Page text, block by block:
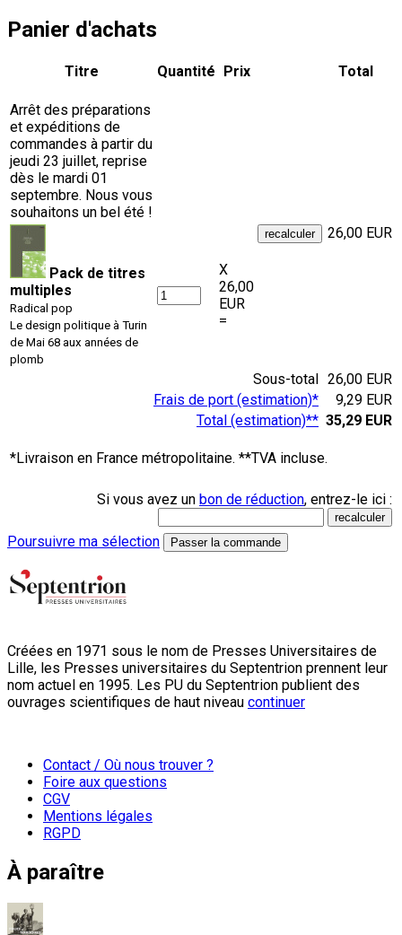
Panier d'achats
Arrêt des préparations
et expéditions de
commandes à partir du
jeudi 23 juillet, reprise
dès le mardi 01
septembre. Nous vous
souhaitons un bel été !
Titre Quantité Prix Total
Pack de titres
multiples
Radical pop
Le design politique à Turin
de Mai 68 aux années de
plomb
X
26,00
EUR
=
26,00 EUR
Sous-total 26,00 EUR
Frais de port (estimation)*
9,29 EUR
Total (estimation)** 35,29 EUR
*Livraison en France métropolitaine. **TVA incluse.
Si vous avez un bon de réduction, entrez-le ici :
Poursuivre ma sélection Passer la commande
Créées en 1971 sous le nom de Presses Universitaires de
Lille, les Presses universitaires du Septentrion prennent leur
nom actuel en 1995. Les PU du Septentrion publient des
ouvrages scientifiques de haut niveau continuer
Contact / Où nous trouver ?
Foire aux questions
CGV
Mentions légales
RGPD
À paraître